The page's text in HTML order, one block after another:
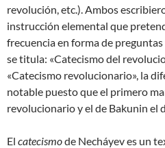
revolución, etc.). Ambos
instrucción elemental que
frecuencia en forma de
se titula: «Catecismo del
«Catecismo revolucionario», la
notable puesto que el primero
revolucionario y el de Bakunin el
El catecismode Necháyev es un